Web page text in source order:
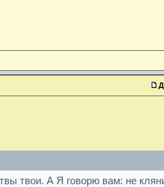
твои. А Я говорю вам: не